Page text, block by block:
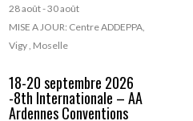
28 août-30 août
MISE A JOUR: Centre ADDEPPA,
Vigy , Moselle
18-20 septembre 2026
-8th Internationale – AA
Ardennes Conventions